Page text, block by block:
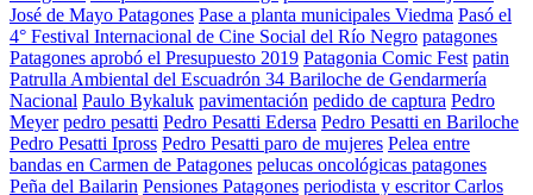
José de Mayo Patagones Pase a planta municipales Viedma Pasó el
4° Festival Internacional de Cine Social del Río Negro patagones
Patagones aprobó el Presupuesto 2019 Patagonia Comic Fest patin
Patrulla Ambiental del Escuadrón 34 Bariloche de Gendarmería
Nacional Paulo Bykaluk pavimentación pedido de captura Pedro
Meyer pedro pesatti Pedro Pesatti Edersa Pedro Pesatti en Bariloche
Pedro Pesatti Ipross Pedro Pesatti paro de mujeres Pelea entre
bandas en Carmen de Patagones pelucas oncológicas patagones
Peña del Bailarin Pensiones Patagones periodista y escritor Carlos